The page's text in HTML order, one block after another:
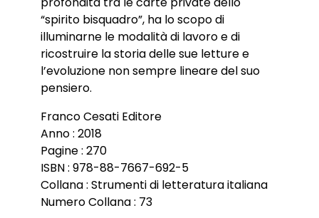
“spirito bisquadro”, ha lo scopo di
illuminarne le modalità di lavoro e di
ricostruire la storia delle sue letture e
l’evoluzione non sempre lineare del suo
pensiero.
Franco Cesati Editore
Anno : 2018
Pagine : 270
ISBN : 978-88-7667-692-5
Collana : Strumenti di letteratura italiana
Numero Collana : 73